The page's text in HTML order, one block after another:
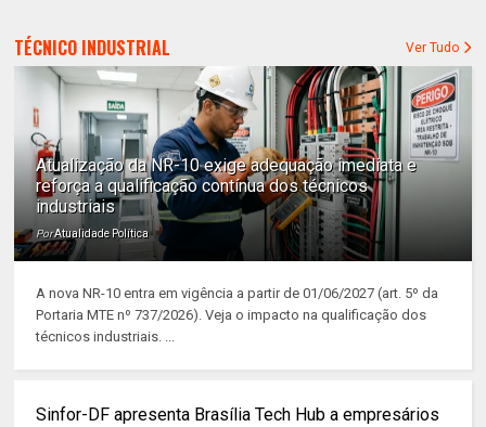
TÉCNICO INDUSTRIAL Ver Tudo
Atualização da NR-10 exige adequação imediata e
reforça a qualificação contínua dos técnicos
industriais
PorAtualidade Política
A nova NR-10 entra em vigência a partir de 01/06/2027 (art. 5º da
Portaria MTE nº 737/2026). Veja o impacto na qualificação dos
técnicos industriais. ...
Sinfor-DF apresenta Brasília Tech Hub a empresários